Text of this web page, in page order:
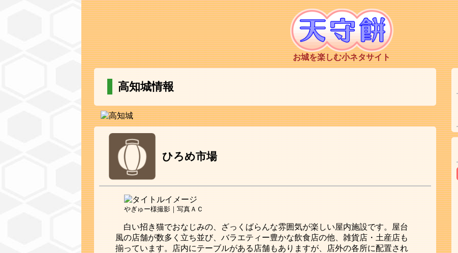
お城を楽しむ小ネタサイト
高知城情報
ひろめ市場
やぎゅー様撮影｜写真ＡＣ
白い招き猫でおなじみの、ざっくばらんな雰囲気が楽しい屋内施設です。屋台
風の店舗が数多く立ち並び、バラエティー豊かな飲食店の他、雑貨店・土産店も
揃っています。店内にテーブルがある店舗もありますが、店外の各所に配置され